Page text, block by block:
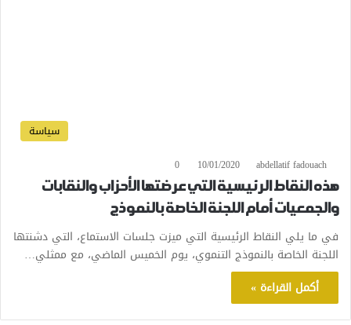
سياسة
abdellatif fadouach
10/01/2020
0
هذه النقاط الرئيسية التي عرضتها الأحزاب والنقابات
والجمعيات أمام اللجنة الخاصة بالنموذج
في ما يلي النقاط الرئيسية التي ميزت جلسات الاستماع، التي دشنتها
اللجنة الخاصة بالنموذج التنموي، يوم الخميس الماضي، مع ممثلي…
أكمل القراءة »